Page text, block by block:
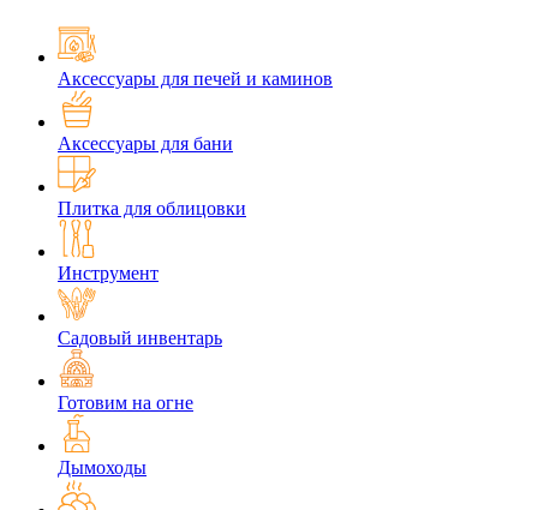
Аксессуары для печей и каминов
Аксессуары для бани
Плитка для облицовки
Инструмент
Садовый инвентарь
Готовим на огне
Дымоходы